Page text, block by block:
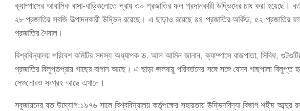
ক্যাম্পাসের আবাসিক বাসা-বাড়িগুলোতে প্রায় ৩০ প্রজাতির ফল প্রদানকারী উদ্ভিদের চাষ করা হয়েছে।
২৮ প্রজাতির সবজি উত্পাদনকারী উদ্ভিদ রয়েছে। এ ছাড়াও রয়েছে ৪৪ প্রজাতির অর্কিড, ৫২ প্রজাতির
প্রজাতির শৈবাল।
বিশ্ববিদ্যালয় পরিবেশ কমিটির সদস্য অধ্যাপক ড. আল আমিন জানান, ক্যাম্পাসে বাজপাতা, সিবিথ,
প্রজাতির বিলুপ্তপ্রায় গাছের বাগান আছে। এ ছাড়া জলবায়ু পরিবর্তনের সঙ্গে সঙ্গে যেসব গাছপালা বিলুপ্ত
সেগুলোরও সংগ্রহ আছে এখানে।
সবুজায়নের যত উদ্যোগ:১৯৭৬ সালে বিশ্ববিদ্যালয় কর্তৃপক্ষের সহায়তায় উদ্ভিদবিদ্যা বিভাগ শহীদ আব্দুর